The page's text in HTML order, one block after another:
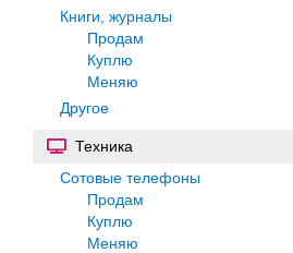
Книги, журналы
Продам
Куплю
Меняю
Другое
Техника
Сотовые телефоны
Продам
Куплю
Меняю